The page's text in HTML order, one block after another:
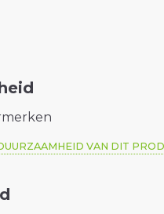
VAN DIT